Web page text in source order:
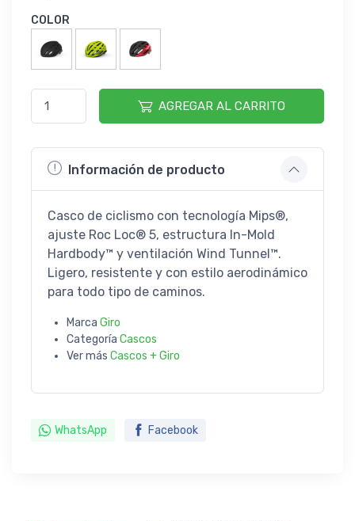
COLOR
AGREGAR AL CARRITO
Información de producto
Casco de ciclismo con tecnología Mips®,
ajuste Roc Loc® 5, estructura In-Mold
Hardbody™ y ventilación Wind Tunnel™.
Ligero, resistente y con estilo aerodinámico
para todo tipo de caminos.
Marca Giro
Categoría Cascos
Ver más Cascos + Giro
WhatsApp Facebook